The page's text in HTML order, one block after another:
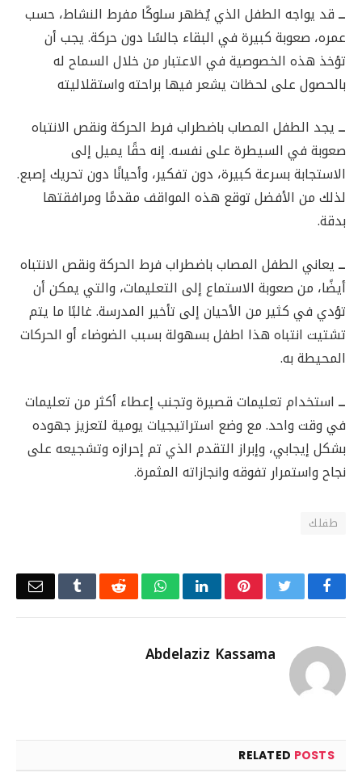
ــقد يواجه الطفل الذي يُظهر سلوكًا مفرط النشاط، حسب
عمره، صعوبة كبيرة في البقاء جالسًا دون حركة. يجب أن
تؤخذ هذه الخصوصية في الاعتبار من خلال السماح له
بالحصول على لحظات يشعر فيها براحته واستقلاليته
ــيجد الطفل المصاب باضطراب فرط الحركة ونقص الانتباه
صعوبة في السيطرة على نفسه. إنه حقًا يميل إلى
الاستجابة بسرعة كبيرة، دون تفكير، وأحيانًا دون تحريك إصبع.
لذلك من الأفضل توقع هذه المواقف مقدمًا ومرافقتها
بدقة.
ــيعاني الطفل المصاب باضطراب فرط الحركة ونقص الانتباه
أيضًا، من صعوبة الاستماع إلى التعليمات، والتي يمكن أن
تؤدي في كثير من الأحيان إلى تأخير المدرسة. غالبًا ما يتم
تشتيت انتباه هذا اطفل بسهولة بسبب الضوضاء أو الحركات
المحيطة به.
ــ استخدام تعليمات قصيرة وتجنب إعطاء أكثر من تعليمات
في وقت واحد. مع وضع استراتيجيات يومية لتعزيز جهوده
بشكل إيجابي، وإبراز التقدم الذي تم إحرازه وتشجيعه على
نجاح واستمرار تفوقه وانجازاته المثمرة.
طفلك
Facebook
Twitter
Pinterest
LinkedIn
WhatsApp
Reddit
Tumblr
Abdelaziz Kassama
RELATED POSTS